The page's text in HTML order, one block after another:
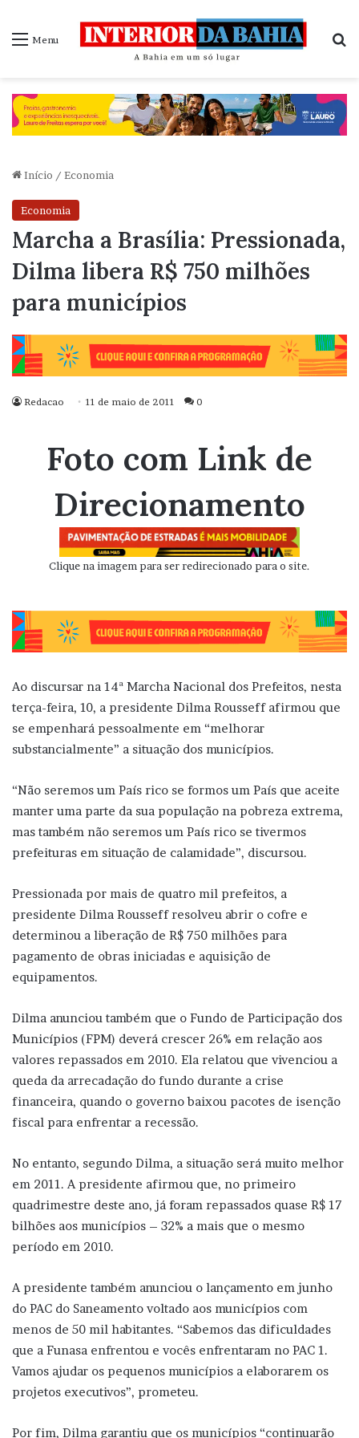
Menu
Início / Economia
Economia
Marcha a Brasília: Pressionada,
Dilma libera R$ 750 milhões
para municípios
Redacao 11 de maio de 2011 0
Foto com Link de
Direcionamento
Clique na imagem para ser redirecionado para o site.
Ao discursar na 14ª Marcha Nacional dos Prefeitos, nesta
terça-feira, 10, a presidente Dilma Rousseff afirmou que
se empenhará pessoalmente em “melhorar
substancialmente” a situação dos municípios.
“Não seremos um País rico se formos um País que aceite
manter uma parte da sua população na pobreza extrema,
mas também não seremos um País rico se tivermos
prefeituras em situação de calamidade”, discursou.
Pressionada por mais de quatro mil prefeitos, a
presidente Dilma Rousseff resolveu abrir o cofre e
determinou a liberação de R$ 750 milhões para
pagamento de obras iniciadas e aquisição de
equipamentos.
Dilma anunciou também que o Fundo de Participação dos
Municípios (FPM) deverá crescer 26% em relação aos
valores repassados em 2010. Ela relatou que vivenciou a
queda da arrecadação do fundo durante a crise
financeira, quando o governo baixou pacotes de isenção
fiscal para enfrentar a recessão.
No entanto, segundo Dilma, a situação será muito melhor
em 2011. A presidente afirmou que, no primeiro
quadrimestre deste ano, já foram repassados quase R$ 17
bilhões aos municípios – 32% a mais que o mesmo
período em 2010.
A presidente também anunciou o lançamento em junho
do PAC do Saneamento voltado aos municípios com
menos de 50 mil habitantes. “Sabemos das dificuldades
que a Funasa enfrentou e vocês enfrentaram no PAC 1.
Vamos ajudar os pequenos municípios a elaborarem os
projetos executivos”, prometeu.
Por fim, Dilma garantiu que os municípios “continuarão